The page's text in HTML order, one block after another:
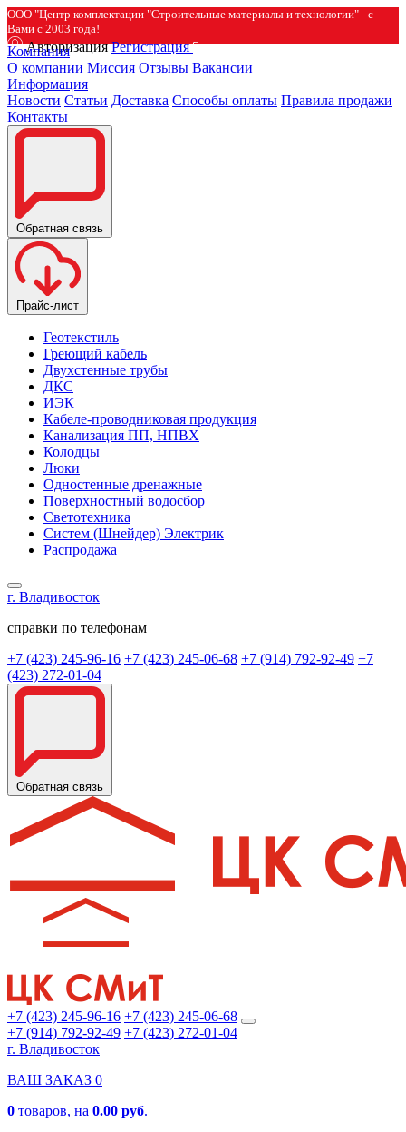
ООО "Центр комплектации "Строительные материалы и технологии" - с
Вами с 2003 года!
Авторизация Регистрация
Компания
О компании Миссия Отзывы Вакансии
Информация
Новости Статьи Доставка Способы оплаты Правила продажи
Контакты
Обратная связь
Прайс-лист
Геотекстиль
Греющий кабель
Двухстенные трубы
ДКС
ИЭК
Кабеле-проводниковая продукция
Канализация ПП, НПВХ
Колодцы
Люки
Одностенные дренажные
Поверхностный водосбор
Светотехника
Систем (Шнейдер) Электрик
Распродажа
г. Владивосток
справки по телефонам
+7 (423) 245-96-16 +7 (423) 245-06-68 +7 (914) 792-92-49 +7
(423) 272-01-04
Обратная связь
+7 (423) 245-96-16 +7 (423) 245-06-68
+7 (914) 792-92-49 +7 (423) 272-01-04
г. Владивосток
ВАШ ЗАКАЗ 0
0 товаров, на 0.00 руб.